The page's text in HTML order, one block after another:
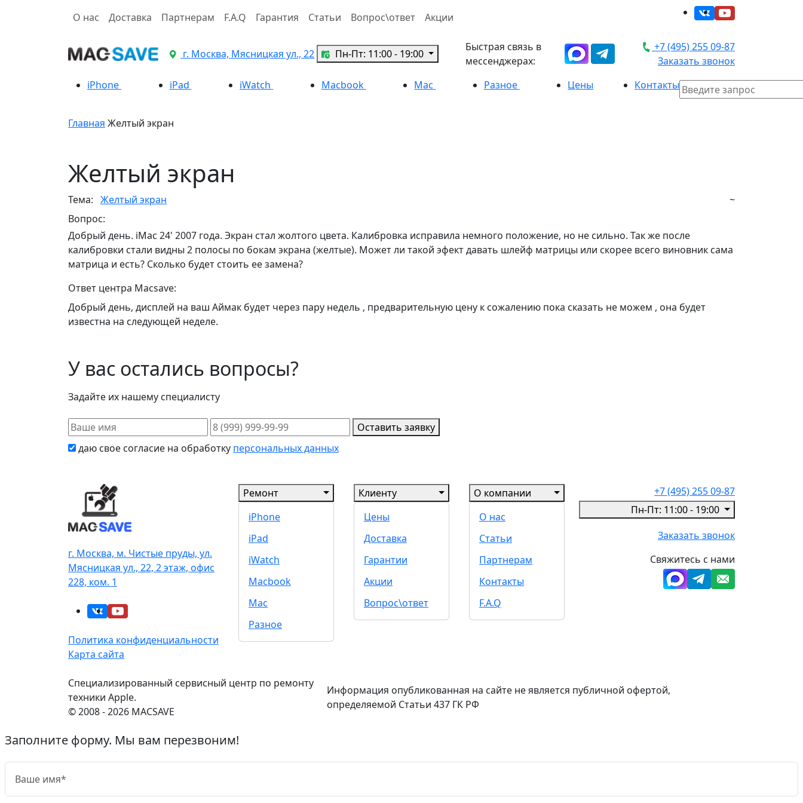
О нас Доставка Партнерам F.A.Q Гарантия Статьи Вопрос\ответ Акции
г. Москва, Мясницкая ул., 22 Пн-Пт: 11:00 - 19:00
Быстрая связь в
мессенджерах:
+7 (495) 255 09-87
Заказать звонок
iPhone
iPad iWatch Macbook Mac Разное Цены Контакты
Главная Желтый экран
Желтый экран
Тема: Желтый экран
~
Вопрос:
Добрый день. iMac 24' 2007 года. Экран стал жолтого цвета. Калибровка исправила немного положение, но не сильно. Так же после
калибровки стали видны 2 полосы по бокам экрана (желтые). Может ли такой эфект давать шлейф матрицы или скорее всего виновник сама
матрица и есть? Сколько будет стоить ее замена?
Ответ центра Macsave:
Добрый день, дисплей на ваш Аймак будет через пару недель , предварительную цену к сожалению пока сказать не можем , она будет
известна на следующей неделе.
У вас остались вопросы?
Задайте их нашему специалисту
Оставить заявку
даю свое согласие на обработку персональных данных
г. Москва, м. Чистые пруды, ул.
Мясницкая ул., 22, 2 этаж, офис
228, ком. 1
Политика конфиденциальности
Карта сайта
Ремонт
iPhone
iPad
iWatch
Macbook
Mac
Разное
Клиенту
Цены
Доставка
Гарантии
Акции
Вопрос\ответ
О компании
О нас
Статьи
Партнерам
Контакты
F.A.Q
+7 (495) 255 09-87
Пн-Пт: 11:00 - 19:00
Заказать звонок
Свяжитесь с нами
Специализированный сервисный центр по ремонту
техники Apple.
© 2008 - 2026 MACSAVE
Информация опубликованная на сайте не является публичной офертой,
определяемой Статьи 437 ГК РФ
Заполните форму. Мы вам перезвоним!